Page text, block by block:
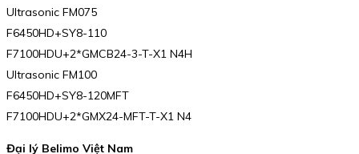
Ultrasonic FM075
F6450HD+SY8-110
F7100HDU+2*GMCB24-3-T-X1 N4H
Ultrasonic FM100
F6450HD+SY8-120MFT
F7100HDU+2*GMX24-MFT-T-X1 N4
Đại lý Belimo Việt Nam